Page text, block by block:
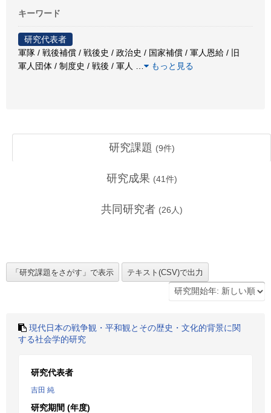
キーワード
研究代表者
軍隊 / 戦後補償 / 戦後史 / 政治史 / 国家補償 / 軍人恩給 / 旧
軍人団体 / 制度史 / 戦後 / 軍人
もっと見る
研究課題 (9件)
研究成果 (41件)
共同研究者 (26 人)
現代日本の戦争観・平和観とその歴史・文化的背景に関
する社会学的研究
研究代表者
吉田 純
研究期間 (年度)